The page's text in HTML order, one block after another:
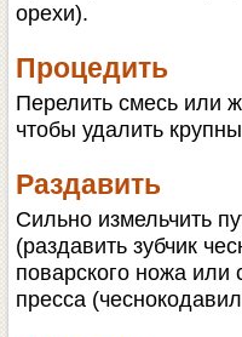
орехи).
Процедить
Перелить смесь или
чтобы удалить
Раздавить
Сильно измельчить
(раздавить зубчик
поварского ножа
пресса